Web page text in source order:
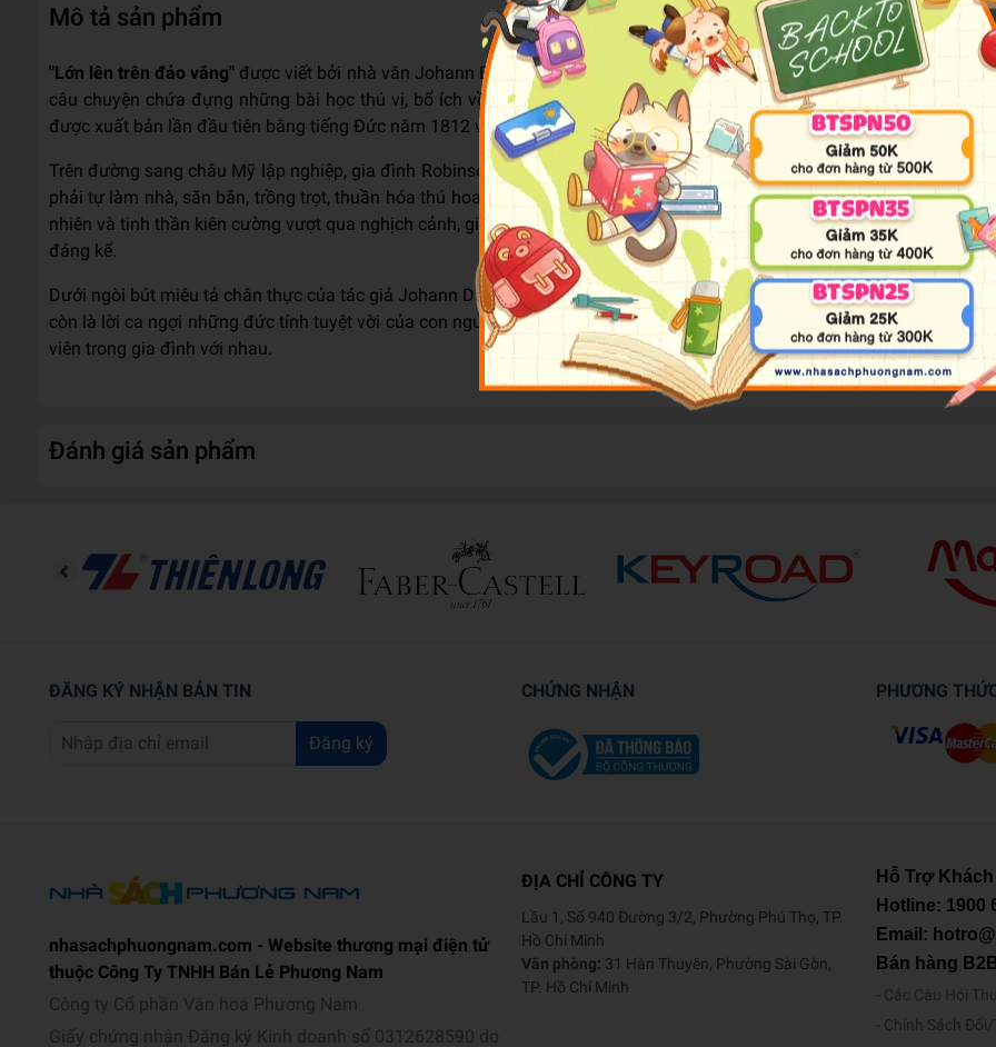
Mô tả sản phẩm
"Lớn lên trên đảo vắng" được viết bởi nhà văn Johann David Wyss - người đã được truyền cảm hứng từ tác phẩm
câu chuyện chứa đựng những bài học thú vị, bổ ích về cuộc sống thiên nhiên hoang dã dành riêng cho trẻ em, nên
được xuất bản lần đầu tiên bằng tiếng Đức năm 1812 và đã trở thành một trong những tác phẩm được yêu thích nhất
Trên đường sang châu Mỹ lập nghiệp, gia đình Robinson không may bị đắm tàu và trôi dạt vào một hoang đảo. Tại
phải tự làm nhà, săn bắn, trồng trọt, thuần hóa thú hoang… Mỗi ngày với họ đều là một chuyến phiêu lưu kỳ thú
nhiên và tinh thần kiên cường vượt qua nghịch cảnh, gia đình Robinson không chỉ sống sót mà sau nhiều năm lưu lạc
đáng kể.
Dưới ngòi bút miêu tả chân thực của tác giả Johann David Wyss,Lớn lên trên đảo vắng
không chỉ bày ra trước mắt
còn là lời ca ngợi những đức tính tuyệt vời của con người. Đó là tinh thần phiêu lưu dũng cảm, sự thông minh tài trí,
viên trong gia đình với nhau.
Đánh giá sản phẩm
ĐĂNG KÝ NHẬN BẢN TIN
Đăng ký
CHỨNG NHẬN PHƯƠNG
nhasachphuongnam.com - Website thương mại điện tử
thuộc Công Ty TNHH Bán Lẻ Phương Nam
Công ty Cổ phần Văn hoá Phương Nam
Giấy chứng nhận Đăng ký Kinh doanh số 0312628590 do
ĐỊA CHỈ CÔNG TY
Lầu 1, Số 940 Đường 3/2, Phường Phú Thọ, TP.
Hồ Chí Minh
Văn phòng: 31 Hàn Thuyên, Phường Sài Gòn,
TP. Hồ Chí Minh
Hỗ Trợ
Hotline: 1900
Email:
Bán hàng
Các Câu Hỏi
Chính Sách